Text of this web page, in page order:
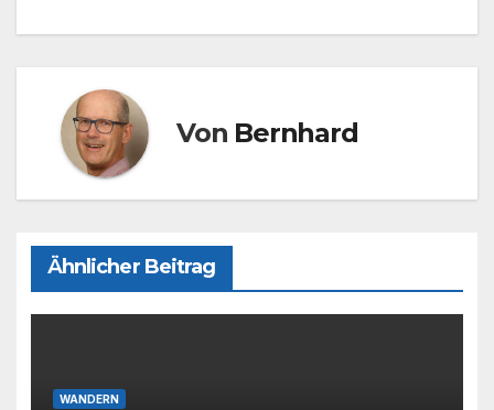
o n
Von Bernhard
Ähnlicher Beitrag
WANDERN